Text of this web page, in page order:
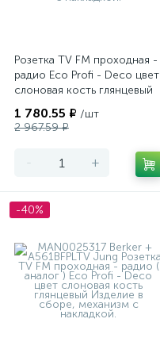
Розетка TV FM проходная -
радио Eco Profi - Deco цвет
слоновая кость глянцевый
1 780.55 ₽ /шт
2 967.59 ₽
- +
-40%